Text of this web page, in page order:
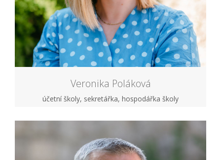
Veronika Poláková
účetní školy, sekretářka, hospodářka školy